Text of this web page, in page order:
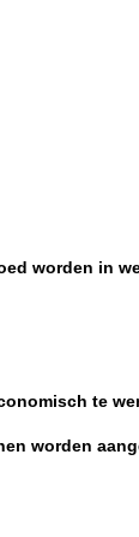
worden in
te
worden